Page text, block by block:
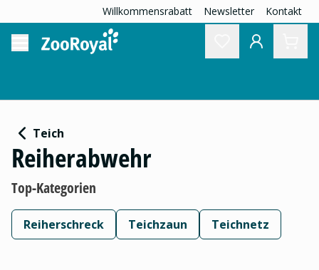
Willkommensrabatt Newsletter Kontakt
Teich
Reiherabwehr
Top-Kategorien
Reiherschreck Teichzaun Teichnetz